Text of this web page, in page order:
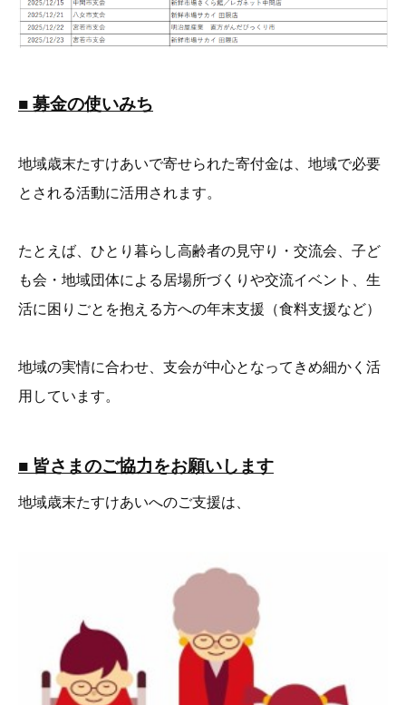
■ 募金の使いみち
地域歳末たすけあいで寄せられた寄付金は、地域で必要
とされる活動に活用されます。
たとえば、 ひとり暮らし高齢者の見守り・交流会、子ど
も会・地域団体による居場所づくりや交流イベント、生
活に困りごとを抱える方への年末支援（食料支援など）
地域の実情に合わせ、支会が中心となってきめ細かく活
用しています。
■ 皆さまのご協力をお願いします
地域歳末たすけあいへのご支援は、